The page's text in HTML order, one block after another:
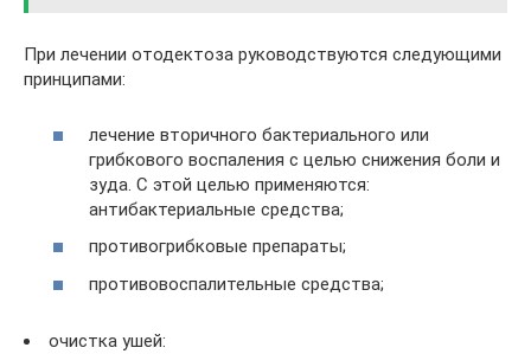
При лечении отодектоза руководствуются следующими
принципами:
лечение вторичного бактериального или
грибкового воспаления с целью снижения боли и
зуда. С этой целью применяются:
антибактериальные средства;
противогрибковые препараты;
противовоспалительные средства;
очистка ушей: